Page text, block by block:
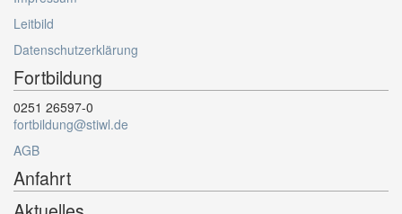
Leitbild
Datenschutzerklärung
Fortbildung
0251 26597-0
fortbildung@stiwl.de
AGB
Anfahrt